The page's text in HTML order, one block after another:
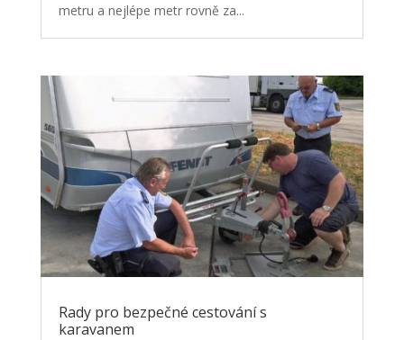
metru a nejlépe metr rovně za...
Rady pro bezpečné cestování s
karavanem